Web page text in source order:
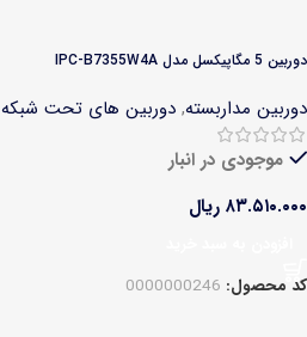
دوربین 5 مگاپیکسل مدل IPC-B7355W4A
دوربین مداربسته, دوربین های تحت شبکه ip
موجودی در انبار
۸۳.۵۱۰.۰۰۰ ریال
کد محصول: 0000000246